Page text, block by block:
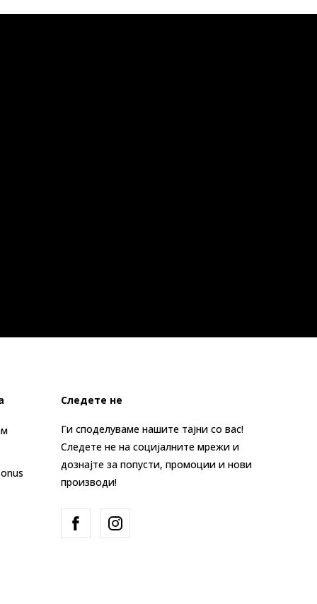
Следете не
Ги споделуваме нашите тајни со вас!
Следете не на социјалните мрежи и
дознајте за попусти, промоции и нови
производи!